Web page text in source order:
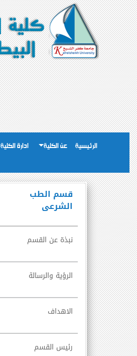
الرئيسية عن الكلية ادارة الكلية
قسم الطب
الشرعى
نبذة عن القسم
الرؤية والرسالة
الاهداف
رئيس القسم